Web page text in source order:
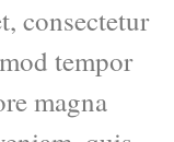
consectetur
tempor
magna